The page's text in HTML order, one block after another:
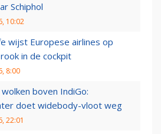
Schiphol
10:02
wijst Europese airlines op
in de cockpit
8:00
boven IndiGo:
doet widebody-vloot weg
22:01